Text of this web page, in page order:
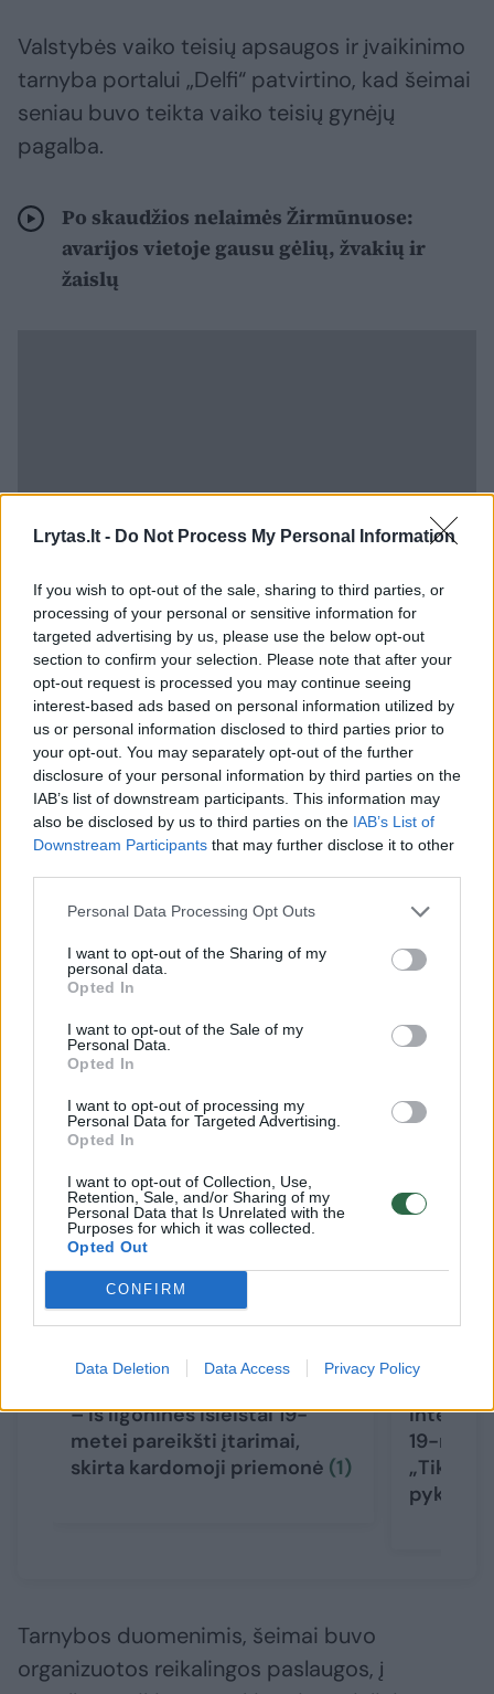
Lrytas.lt - Do Not Process My Personal Information
If you wish to opt-out of the sale, sharing to third parties, or
processing of your personal or sensitive information for
targeted advertising by us, please use the below opt-out
section to confirm your selection. Please note that after your
opt-out request is processed you may continue seeing
interest-based ads based on personal information utilized by
us or personal information disclosed to third parties prior to
your opt-out. You may separately opt-out of the further
disclosure of your personal information by third parties on the
IAB’s list of downstream participants. This information may
also be disclosed by us to third parties on the IAB’s List of
Downstream Participants that may further disclose it to other
Personal Data Processing Opt Outs
I want to opt-out of the Sharing of my
personal data.
Opted In
I want to opt-out of the Sale of my
Personal Data.
Opted In
I want to opt-out of processing my
Personal Data for Targeted Advertising.
Opted In
I want to opt-out of Collection, Use,
Retention, Sale, and/or Sharing of my
Personal Data that Is Unrelated with the
Purposes for which it was collected.
Opted Out
CONFIRM
Data Deletion Data Access Privacy Policy
Valstybės vaiko teisių apsaugos ir įvaikinimo
tarnyba portalui „Delfi“ patvirtino, kad šeimai
seniau buvo teikta vaiko teisių gynėjų
pagalba.
Po skaudžios nelaimės Žirmūnuose:
avarijos vietoje gausu gėlių, žvakių ir
žaislų
„Įprastai vaiko teisių gynėjai reaguoja, kai
pranešama apie galimai pažeidžiamas vaiko
teises.
Kiekvienu atveju individualiai vertiname
šeimos situaciją, žiūrime kokios pagalbos ar
pastiprinimo jai gali prireikti ir pasiūlome
geriausiai šeimos poreikius atitinkančią
pagalbą, o jos teikimu rūpinasi mūsų
socialiniai partneriai“, – naujienų portalui
„Delfi.lt“ tvirtino Valstybės vaiko teisių
apsaugos ir įvaikinimo tarnyba.
Susiję straipsniai
– iš ligoninės išleistai 19-
metei pareikšti įtarimai,
skirta kardomoji priemonė (1)
19-
pyktis
→
Tarnybos duomenimis, šeimai buvo
organizuotos reikalingos paslaugos, į